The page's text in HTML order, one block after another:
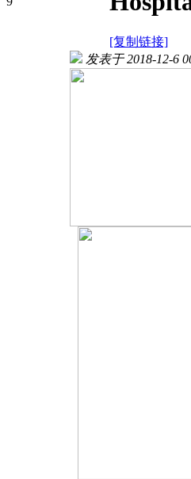
[复制链接]
发表于 2018-12-6